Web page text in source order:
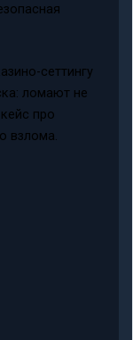
сеттингу
ломают не
про
взлома.